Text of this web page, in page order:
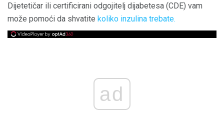
Dijetetičar ili certificirani odgojitelj dijabetesa (CDE) vam
može pomoći da shvatite koliko inzulina trebate.
ad